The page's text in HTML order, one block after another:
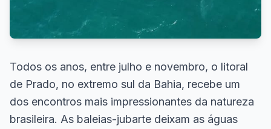
Todos os anos, entre julho e novembro, o litoral
de Prado, no extremo sul da Bahia, recebe um
dos encontros mais impressionantes da natureza
brasileira. As baleias-jubarte deixam as águas